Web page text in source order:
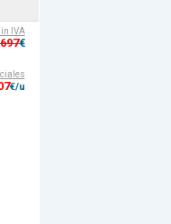
IVA
€
€/u